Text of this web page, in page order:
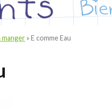
manger» E comme Eau